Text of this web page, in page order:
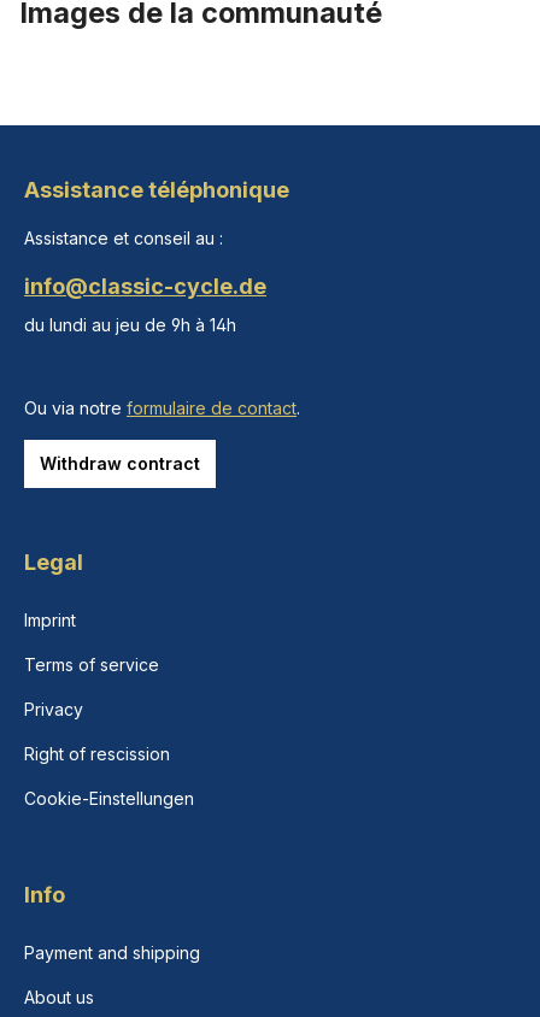
Images de la communauté
Assistance téléphonique
Assistance et conseil au :
info@classic-cycle.de
du lundi au jeu de 9h à 14h
Ou via notre formulaire de contact.
Withdraw contract
Legal
Imprint
Terms of service
Privacy
Right of rescission
Cookie-Einstellungen
Info
Payment and shipping
About us